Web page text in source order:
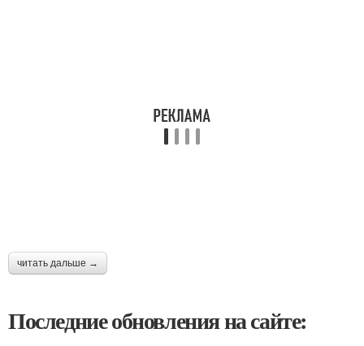
читать дальше →
Последние обновления на сайте: